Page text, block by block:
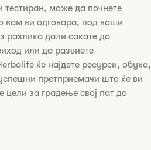
може да почнете
вам ви одговара, под ваши
разлика дали сакате да
или да развиете
ќе најдете ресурси, обука,
претприемачи што ќе ви
за градење свој пат до